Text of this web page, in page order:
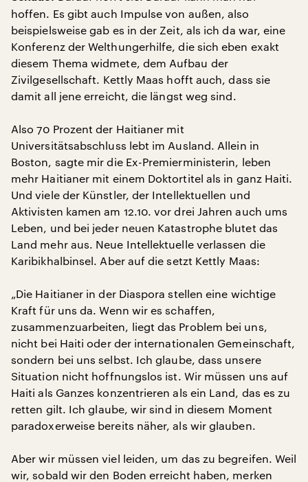
hoffen. Es gibt auch Impulse von außen, also
beispielsweise gab es in der Zeit, als ich da war, eine
Konferenz der Welthungerhilfe, die sich eben exakt
diesem Thema widmete, dem Aufbau der
Zivilgesellschaft. Kettly Maas hofft auch, dass sie
damit all jene erreicht, die längst weg sind.
Also 70 Prozent der Haitianer mit
Universitätsabschluss lebt im Ausland. Allein in
Boston, sagte mir die Ex-Premierministerin, leben
mehr Haitianer mit einem Doktortitel als in ganz Haiti.
Und viele der Künstler, der Intellektuellen und
Aktivisten kamen am 12.10. vor drei Jahren auch ums
Leben, und bei jeder neuen Katastrophe blutet das
Land mehr aus. Neue Intellektuelle verlassen die
Karibikhalbinsel. Aber auf die setzt Kettly Maas:
„Die Haitianer in der Diaspora stellen eine wichtige
Kraft für uns da. Wenn wir es schaffen,
zusammenzuarbeiten, liegt das Problem bei uns,
nicht bei Haiti oder der internationalen Gemeinschaft,
sondern bei uns selbst. Ich glaube, dass unsere
Situation nicht hoffnungslos ist. Wir müssen uns auf
Haiti als Ganzes konzentrieren als ein Land, das es zu
retten gilt. Ich glaube, wir sind in diesem Moment
paradoxerweise bereits näher, als wir glauben.
Aber wir müssen viel leiden, um das zu begreifen. Weil
wir, sobald wir den Boden erreicht haben, merken